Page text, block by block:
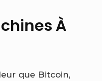
À
que Bitcoin,